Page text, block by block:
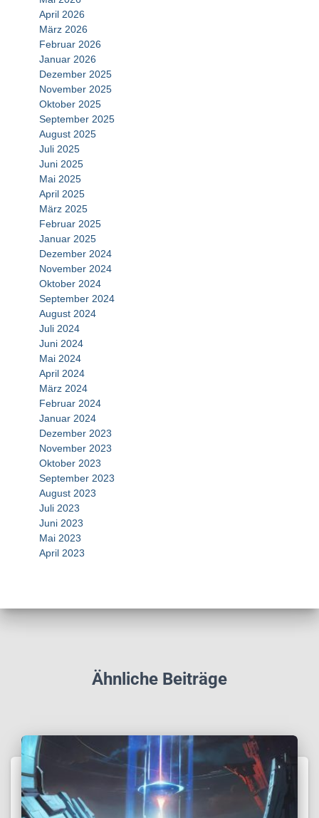
April 2026
März 2026
Februar 2026
Januar 2026
Dezember 2025
November 2025
Oktober 2025
September 2025
August 2025
Juli 2025
Juni 2025
Mai 2025
April 2025
März 2025
Februar 2025
Januar 2025
Dezember 2024
November 2024
Oktober 2024
September 2024
August 2024
Juli 2024
Juni 2024
Mai 2024
April 2024
März 2024
Februar 2024
Januar 2024
Dezember 2023
November 2023
Oktober 2023
September 2023
August 2023
Juli 2023
Juni 2023
Mai 2023
April 2023
Ähnliche Beiträge